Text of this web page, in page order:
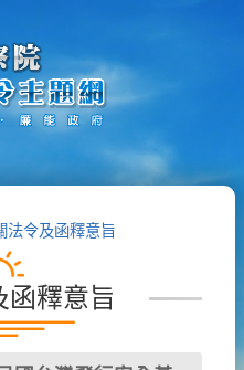
法令及函釋意旨
函釋意旨